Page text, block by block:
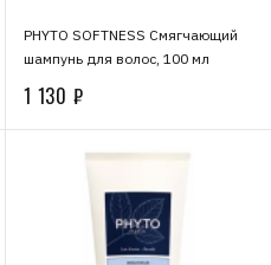
PHYTO SOFTNESS Смягчающий
шампунь для волос, 100 мл
1 130 ₽